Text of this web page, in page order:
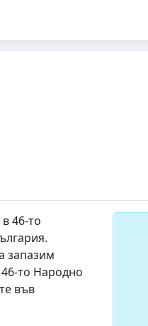
46-то
запазим
то Народно
във